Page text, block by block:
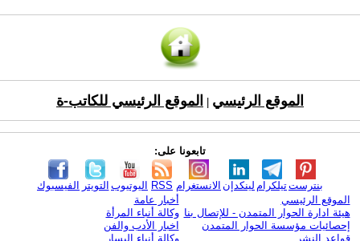
الموقع الرئيسي الموقع الرئيسي للكاتب-ة
تابعونا على:
الفيسبوك التويتر اليوتيوب RSS الانستغرام لينكدإن تيلكرامبنترست
الموقع الرئيسي
هيئة ادارة الحوار المتمدن - للإتصال بنا
إحصائيات مؤسسة الحوار المتمدن
قواعد النشر
أخبار عامة
وكالة أنباء المرأة
اخبار الأدب والفن
وكالة أنباء اليسار